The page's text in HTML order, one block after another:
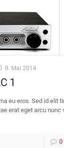
8. Mai 2014
1
eu eros. Sed id elit
erat eget arcu nunc
0